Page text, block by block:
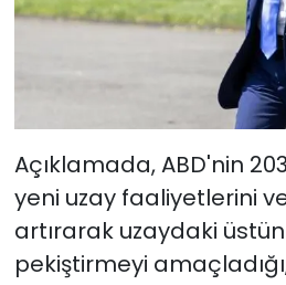
Açıklamada, ABD'nin
yeni uzay faaliyetlerini ve
artırarak uzaydaki
pekiştirmeyi